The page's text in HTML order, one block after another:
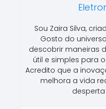
Sou Zaira Silva,
Gosto do
descobrir maneiras
útil e simples para
Acredito que a
melhora a vida